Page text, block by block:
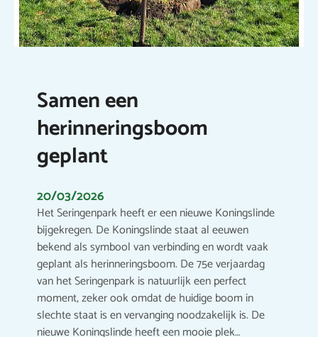
Samen een
herinneringsboom
geplant
20/03/2026
Het Seringenpark heeft er een nieuwe Koningslinde
bijgekregen. De Koningslinde staat al eeuwen
bekend als symbool van verbinding en wordt vaak
geplant als herinneringsboom. De 75e verjaardag
van het Seringenpark is natuurlijk een perfect
moment, zeker ook omdat de huidige boom in
slechte staat is en vervanging noodzakelijk is. De
nieuwe Koningslinde heeft een mooie plek…